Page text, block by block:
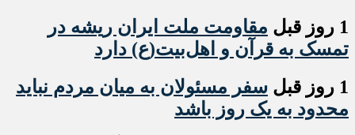
1 روز قبل
مقاومت ملت ایران ریشه در
تمسک به قرآن و اهل‌بیت(ع) دارد
1 روز قبل
سفر مسئولان به میان مردم نباید
محدود به یک روز باشد